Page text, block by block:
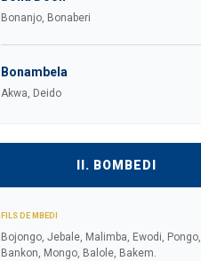
Bonanjo, Bonaberi
Bonambela
Akwa, Deido
II. BOMBEDI
FILS DE MBEDI
Bojongo, Jebale, Malimba, Ewodi, Pongo,
Bankon, Mongo, Balole, Bakem.